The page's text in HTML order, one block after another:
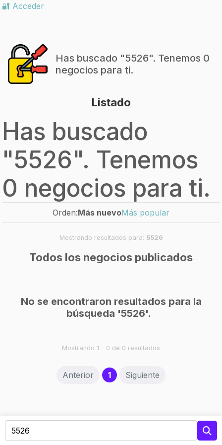
🔐 Acceder
Has buscado "5526". Tenemos 0
negocios para ti.
Listado
Has buscado
"5526". Tenemos
0 negocios para ti.
Orden:Más nuevoMás popular
Mostrando resultados para: 5526
Todos los negocios publicados
No se encontraron resultados para la
búsqueda '5526'.
Mostrando 1 - 0 de 0 resultados
Anterior 1(current)
Siguiente